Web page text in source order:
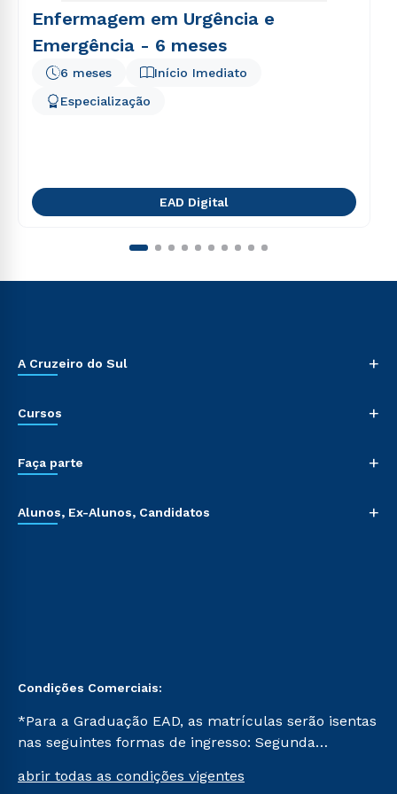
Enfermagem em Urgência e
Emergência - 6 meses
Início Imediato
6 meses
Especialização
EAD Digital
A Cruzeiro do Sul +
Cursos +
Faça parte +
Alunos, Ex-Alunos, Candidatos +
Condições Comerciais:
*Para a Graduação EAD, as matrículas serão isentas
nas seguintes formas de ingresso: Segunda
Já para as demais, a taxa de matrícula será de R$
abrir todas as condições vigentes